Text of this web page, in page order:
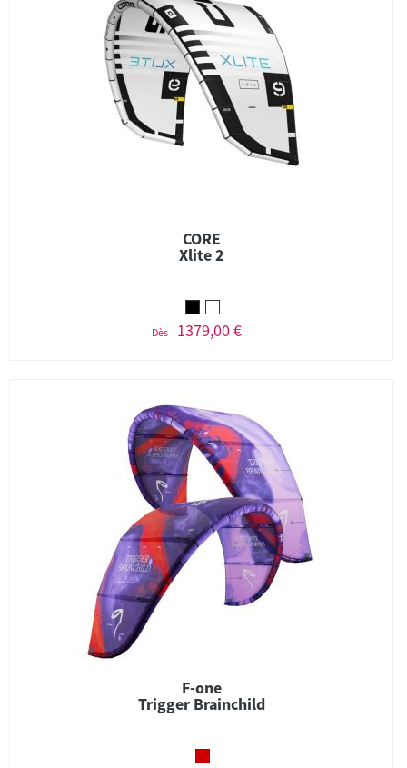
CORE
Xlite 2
Dès 1379,00 €
F-one
Trigger Brainchild